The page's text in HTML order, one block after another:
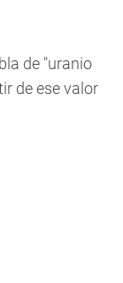
de "uranio
de ese valor